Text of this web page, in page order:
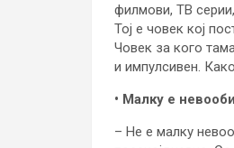
филмови, ТВ
Тој е човек кој
Човек за кого
и импулсивен.
• Малку е
– Не е малку